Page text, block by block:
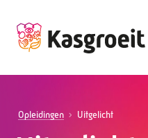
Opleidingen Uitgelicht